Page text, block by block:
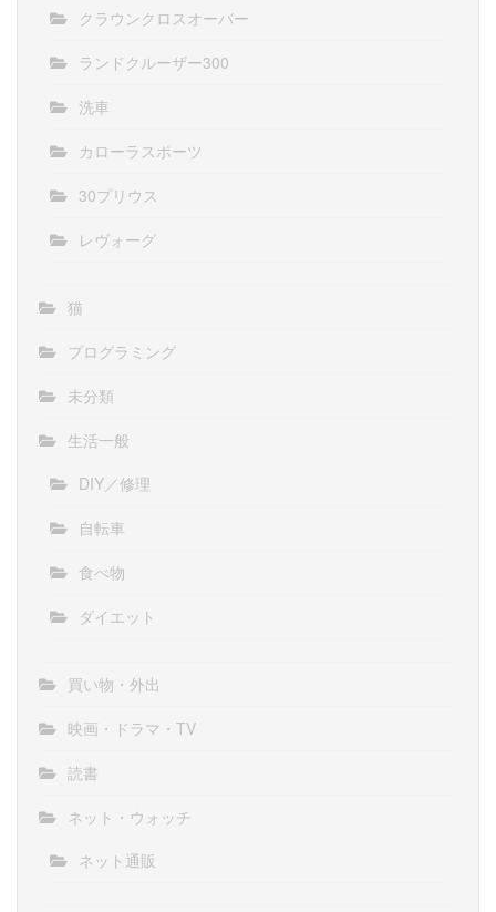
クラウンクロスオーバー
ランドクルーザー300
洗車
カローラスポーツ
30プリウス
レヴォーグ
猫
プログラミング
未分類
生活一般
DIY／修理
自転車
食べ物
ダイエット
買い物・外出
映画・ドラマ・TV
読書
ネット・ウォッチ
ネット通販